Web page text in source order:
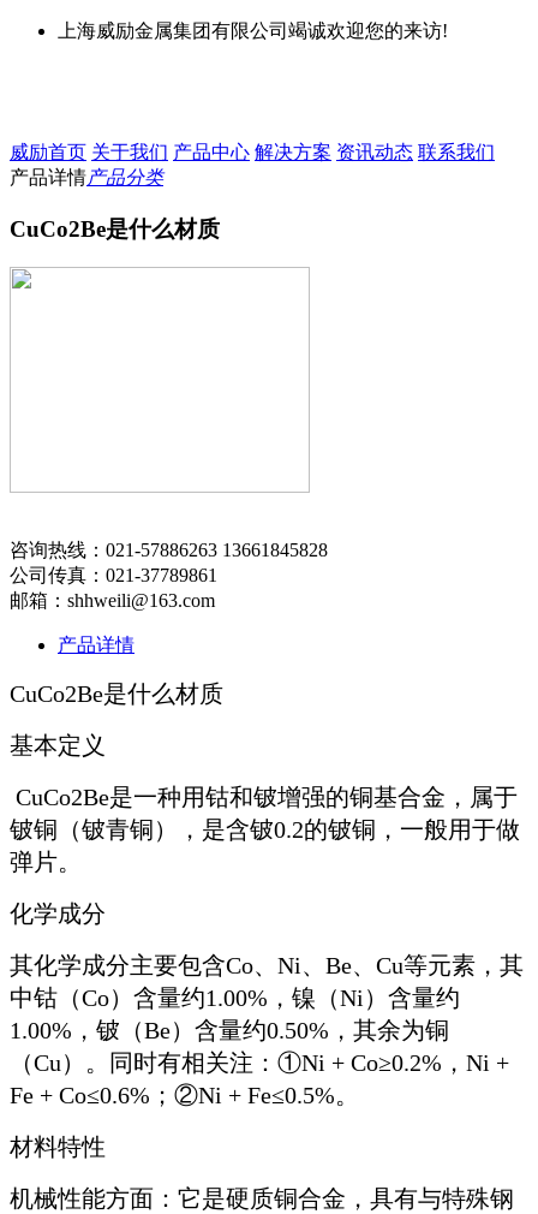
上海威励金属集团有限公司竭诚欢迎您的来访!
威励首页 关于我们 产品中心 解决方案 资讯动态 联系我们
产品详情产品分类
CuCo2Be是什么材质
咨询热线：021-57886263 13661845828
公司传真：021-37789861
邮箱：shhweili@163.com
产品详情
CuCo2Be是什么材质
基本定义
CuCo2Be是一种用钴和铍增强的铜基合金，属于
铍铜（铍青铜），是含铍0.2的铍铜，一般用于做
弹片。
化学成分
其化学成分主要包含Co、Ni、Be、Cu等元素，其
中钴（Co）含量约1.00%，镍（Ni）含量约
1.00%，铍（Be）含量约0.50%，其余为铜
（Cu）。同时有相关注：①Ni + Co≥0.2%，Ni +
Fe + Co≤0.6%；②Ni + Fe≤0.5%。
材料特性
机械性能方面：它是硬质铜合金，具有与特殊钢